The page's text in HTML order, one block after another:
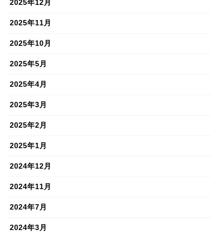
2025年12月
2025年11月
2025年10月
2025年5月
2025年4月
2025年3月
2025年2月
2025年1月
2024年12月
2024年11月
2024年7月
2024年3月